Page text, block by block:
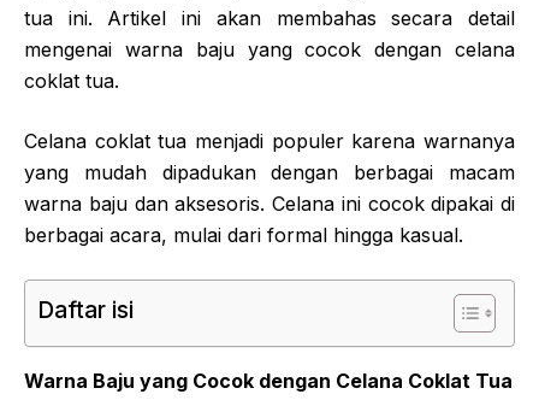
tua ini. Artikel ini akan membahas secara detail
mengenai warna baju yang cocok dengan celana
coklat tua.
Celana coklat tua menjadi populer karena warnanya
yang mudah dipadukan dengan berbagai macam
warna baju dan aksesoris. Celana ini cocok dipakai di
berbagai acara, mulai dari formal hingga kasual.
Daftar isi
Warna Baju yang Cocok dengan Celana Coklat Tua